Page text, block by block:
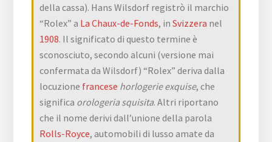
della cassa). Hans Wilsdorf registrò il marchio
“Rolex” a La Chaux-de-Fonds, inSvizzera nel
1908. Il significato di questo termine è
sconosciuto, secondo alcuni (versione mai
confermata da Wilsdorf) “Rolex” deriva dalla
locuzione francese horlogerie exquise, che
significa orologeria squisita. Altri riportano
che il nome derivi dall’unione della parola
Rolls-Royce, automobili di lusso amate da